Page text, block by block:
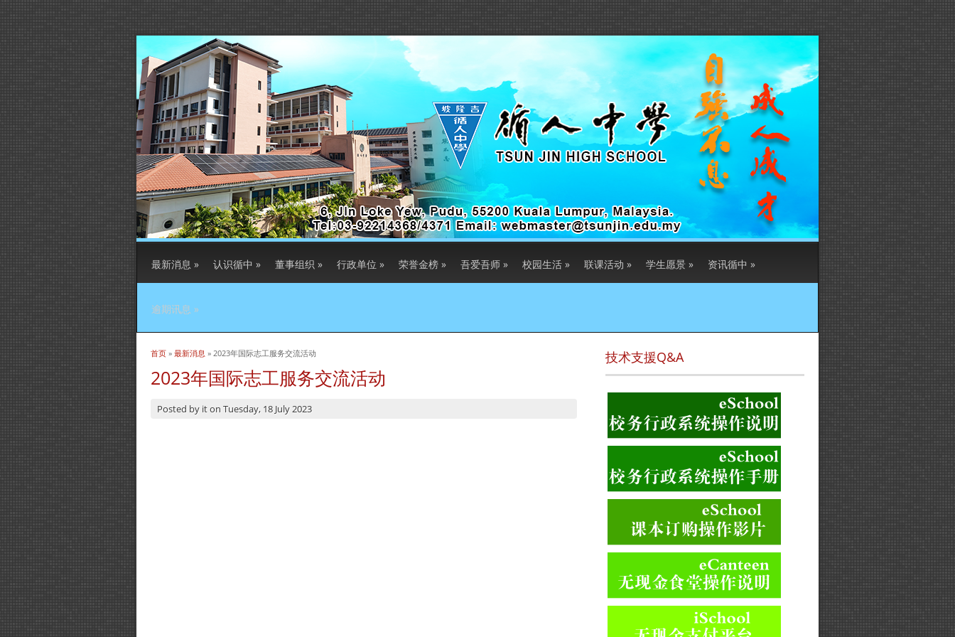
最新消息 » 认识循中 » 董事组织 » 行政单位 » 荣誉金榜 » 吾爱吾师 » 校园生活 » 联课活动 » 学生愿景 » 资讯循中 »
逾期讯息 »
当前位置
首页 » 最新消息 » 2023年国际志工服务交流活动
2023年国际志工服务交流活动
Posted by iton Tuesday, 18 July 2023
技术支援Q&A